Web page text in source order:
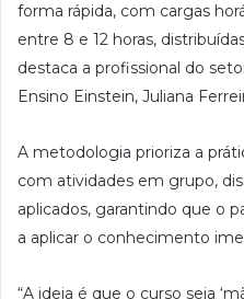
forma rápida, com cargas
entre 8 e 12 horas,
destaca a profissional do
Ensino Einstein, Juliana
A metodologia prioriza a
com atividades em grupo,
aplicados, garantindo que o
a aplicar o conhecimento
“A ideia é que o curso seja